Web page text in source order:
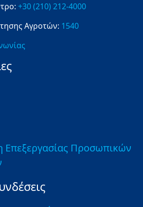
+30 (210) 212-4000
Αγροτών: 1540
Επεξεργασίας Προσωπικών